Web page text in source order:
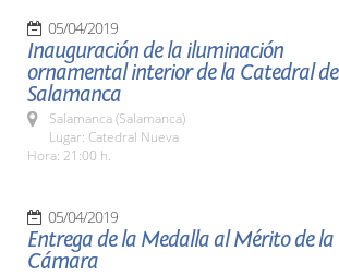
05/04/2019
Inauguración de la iluminación
ornamental interior de la Catedral de
Salamanca
Salamanca (Salamanca)
Lugar: Catedral Nueva
Hora: 21:00 h.
05/04/2019
Entrega de la Medalla al Mérito de la
Cámara